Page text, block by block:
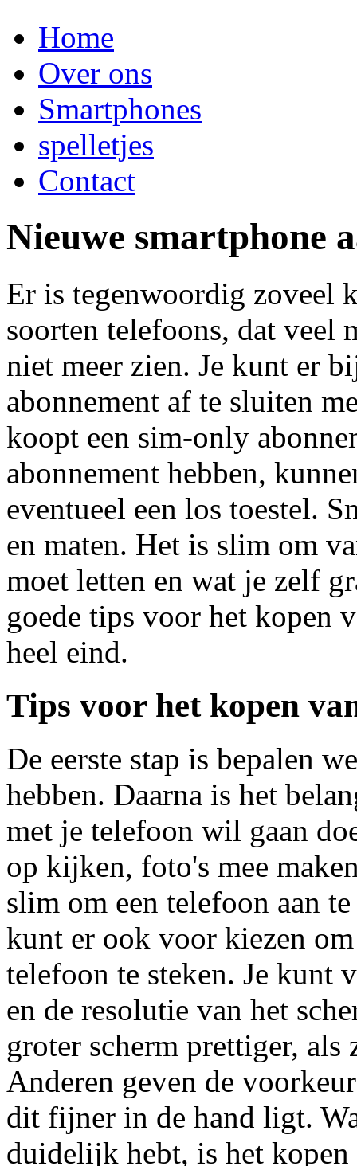
Home
Over ons
Smartphones
spelletjes
Contact
Nieuwe smartphone
Er is tegenwoordig zoveel
soorten telefoons, dat veel
niet meer zien. Je kunt er
abonnement af te sluiten
koopt een sim-only
abonnement hebben,
eventueel een los toestel.
en maten. Het is slim om
moet letten en wat je zelf
goede tips voor het kopen
heel eind.
Tips voor het kopen
De eerste stap is bepalen
hebben. Daarna is het
met je telefoon wil gaan
op kijken, foto's mee
slim om een telefoon aan
kunt er ook voor kiezen
telefoon te steken. Je kunt
en de resolutie van het
groter scherm prettiger,
Anderen geven de
dit fijner in de hand ligt.
duidelijk hebt, is het kopen